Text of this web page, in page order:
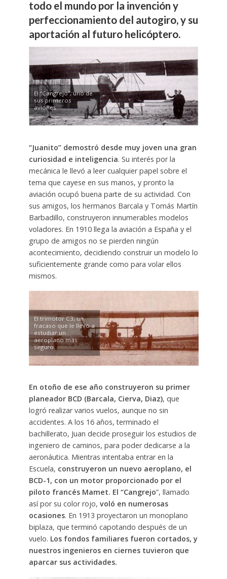
todo el mundo por la invención y
perfeccionamiento del autogiro, y su
aportación al futuro helicóptero.
El “Cangrejo”, uno de
sus primeros
aviones.
“Juanito” demostró desde muy joven una gran
curiosidad e inteligencia. Su interés por la
mecánica le llevó a leer cualquier papel sobre el
tema que cayese en sus manos, y pronto la
aviación ocupó buena parte de su actividad. Con
sus amigos, los hermanos Barcala y Tomás Martín
Barbadillo, construyeron innumerables modelos
voladores. En 1910 llega la aviación a España y el
grupo de amigos no se pierden ningún
acontecimiento, decidiendo construir un modelo lo
suficientemente grande como para volar ellos
mismos.
El trimotor C3, un
fracaso que le llevó a
estudiar un
aeroplano más
seguro.
En otoño de ese año construyeron su primer
planeador BCD (Barcala, Cierva, Diaz), que
logró realizar varios vuelos, aunque no sin
accidentes. A los 16 años, terminado el
bachillerato, Juan decide proseguir los estudios de
ingeniero de caminos, para poder dedicarse a la
aeronáutica. Mientras intentaba entrar en la
Escuela, construyeron un nuevo aeroplano, el
BCD-1, con un motor proporcionado por el
piloto francés Mamet. El “Cangrejo”, llamado
así por su color rojo, voló en numerosas
ocasiones. En 1913 proyectaron un monoplano
biplaza, que terminó capotando después de un
vuelo. Los fondos familiares fueron cortados, y
nuestros ingenieros en ciernes tuvieron que
aparcar sus actividades.